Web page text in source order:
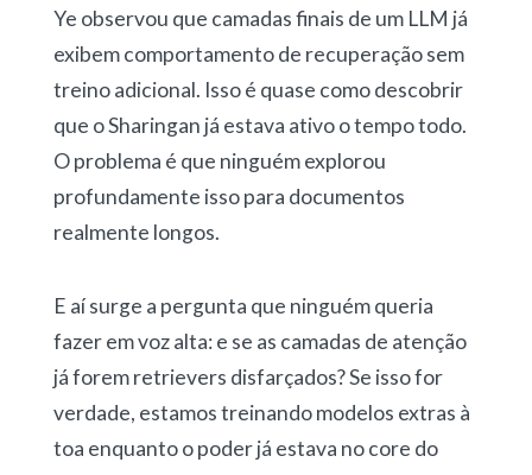
Ye observou que camadas finais de um LLM já
exibem comportamento de recuperação sem
treino adicional. Isso é quase como descobrir
que o Sharingan já estava ativo o tempo todo.
O problema é que ninguém explorou
profundamente isso para documentos
realmente longos.
E aí surge a pergunta que ninguém queria
fazer em voz alta: e se as camadas de atenção
já forem retrievers disfarçados? Se isso for
verdade, estamos treinando modelos extras à
toa enquanto o poder já estava no core do